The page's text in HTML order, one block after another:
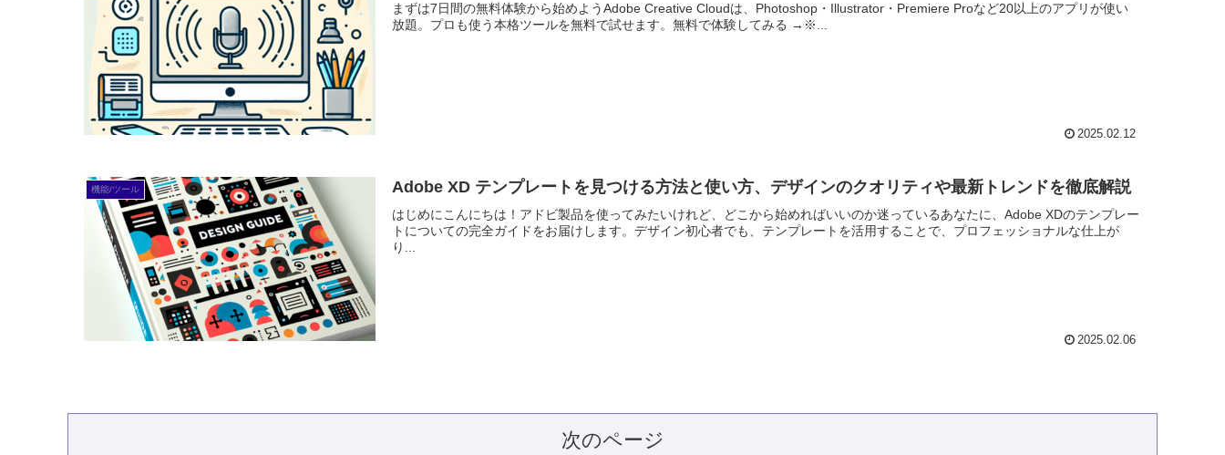
まずは7日間の無料体験から始めようAdobe Creative Cloudは、Photoshop・Illustrator・Premiere Proなど20以上のアプリが使い
放題。プロも使う本格ツールを無料で試せます。無料で体験してみる →※...
2025.02.12
機能/ツール Adobe XD テンプレートを見つける方法と使い方、デザインのクオリティや最新トレンドを徹底解説
はじめにこんにちは！アドビ製品を使ってみたいけれど、どこから始めればいいのか迷っているあなたに、Adobe XDのテンプレー
トについての完全ガイドをお届けします。デザイン初心者でも、テンプレートを活用することで、プロフェッショナルな仕上が
り...
2025.02.06
次のページ